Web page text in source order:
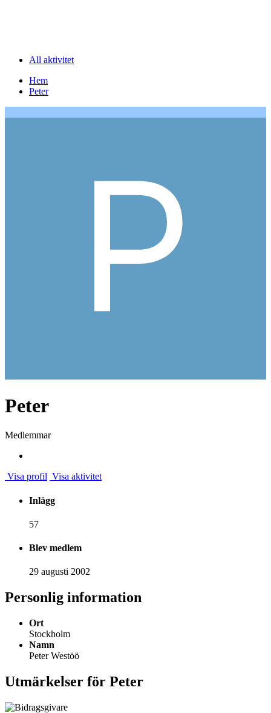
All aktivitet
Hem
Peter
Peter
Medlemmar
Visa profil Visa aktivitet
Inlägg
57
Blev medlem
29 augusti 2002
Personlig information
Ort
Stockholm
Namn
Peter Westöö
Utmärkelser för Peter